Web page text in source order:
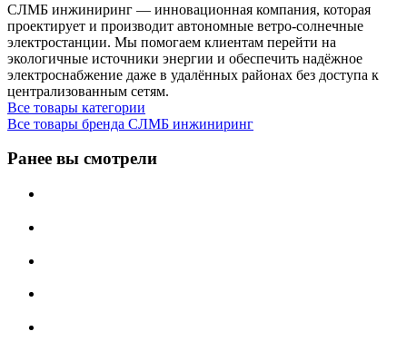
СЛМБ инжиниринг — инновационная компания, которая
проектирует и производит автономные ветро‑солнечные
электростанции. Мы помогаем клиентам перейти на
экологичные источники энергии и обеспечить надёжное
электроснабжение даже в удалённых районах без доступа к
централизованным сетям.
Все товары категории
Все товары бренда СЛМБ инжиниринг
Ранее вы смотрели